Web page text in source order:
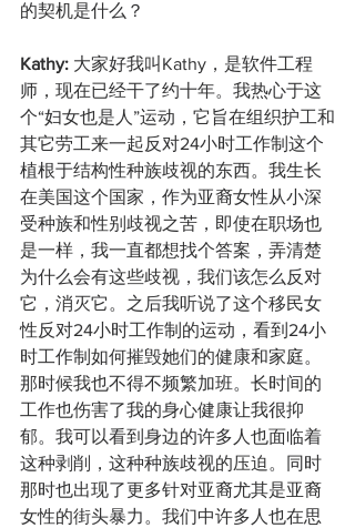
的契机是什么？
Kathy: 大家好我叫Kathy，是软件工程
师，现在已经干了约十年。我热心于这
个“妇女也是人”运动，它旨在组织护工和
其它劳工来一起反对24小时工作制这个
植根于结构性种族歧视的东西。我生长
在美国这个国家，作为亚裔女性从小深
受种族和性别歧视之苦，即使在职场也
是一样，我一直都想找个答案，弄清楚
为什么会有这些歧视，我们该怎么反对
它，消灭它。之后我听说了这个移民女
性反对24小时工作制的运动，看到24小
时工作制如何摧毁她们的健康和家庭。
那时候我也不得不频繁加班。长时间的
工作也伤害了我的身心健康让我很抑
郁。我可以看到身边的许多人也面临着
这种剥削，这种种族歧视的压迫。同时
那时也出现了更多针对亚裔尤其是亚裔
女性的街头暴力。我们中许多人也在思